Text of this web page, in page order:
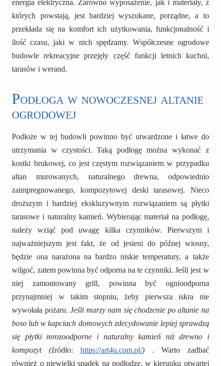
energia elektryczna. Zarówno wyposażenie, jak i materiały, z
których powstają, jest bardziej wyszukane, porządne, a to
przekłada się na komfort ich użytkowania, funkcjonalność i
ilość czasu, jaki w nich spędzamy. Współczesne ogrodowe
budowle rekreacyjne przejęły część funkcji letnich kuchni,
tarasów i werand.
Podłoga w nowoczesnej altanie
ogrodowej
Podłoże w tej budowli powinno być utwardzone i łatwe do
utrzymania w czystości. Taką podłogę można wykonać z
kostki brukowej, co jest częstym rozwiązaniem w przypadku
altan murowanych, naturalnego drewna, odpowiednio
zaimpregnowanego, kompozytowej deski tarasowej. Nieco
droższym i bardziej ekskluzywnym rozwiązaniem są płytki
tarasowe i naturalny kamień. Wybierając materiał na podłogę,
należy wziąć pod uwagę kilka czynników. Pierwszym i
najważniejszym jest fakt, że od jesieni do późnej wiosny,
będzie ona narażona na bardzo niskie temperatury, a także
wilgoć, zatem powinna być odporna na te czynniki. Jeśli jest w
niej zamontowany grill, powinna być ognioodporna
przynajmniej w takim stopniu, żeby pierwsza iskra nie
wywołała pożaru.Jeśli marzy nam się chodzenie po altanie na
boso lub w kapciach domowych zdecydowanie lepiej sprawdzą
się płytki mrozoodporne i naturalny kamień niż drewno i
kompozyt (źródło: https://art4u.com.pl/) . Warto zadbać
również o niewielki spadek na podłodze, w kierunku otwartej